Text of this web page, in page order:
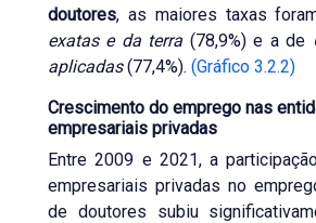
doutores, as maiores taxas
exatas e da terra (78,9%) e a de
aplicadas(77,4%). (Gráfico 3.2.2)
Crescimento do emprego nas
empresariais privadas
Entre 2009 e 2021, a
empresariais privadas no
de doutores subiu